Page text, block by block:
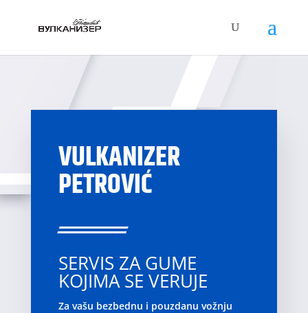
VULKANIZER
PETROVIĆ
SERVIS ZA GUME
KOJIMA SE VERUJE
Za vašu bezbednu i pouzdanu vožnju